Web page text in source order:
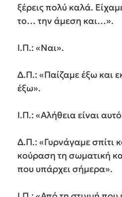
ξέρεις πολύ καλά.
το… την άμεση και…».
Ι.Π.: «Ναι».
Δ.Π.: «Παίζαμε έξω και
έξω».
Ι.Π.: «Αλήθεια είναι
Δ.Π.: «Γυρνάγαμε σπίτι
κούραση τη σωματική
που υπάρχει σήμερα».